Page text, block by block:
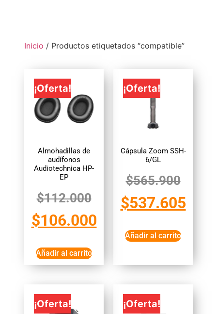
Inicio / Productos etiquetados “compatible”
¡Oferta!
Almohadillas de
audífonos
Audiotechnica HP-
EP
$112.000
$106.000
Añadir al carrito
¡Oferta!
Cápsula Zoom SSH-
6/GL
$565.900
$537.605
Añadir al carrito
¡Oferta! ¡Oferta!